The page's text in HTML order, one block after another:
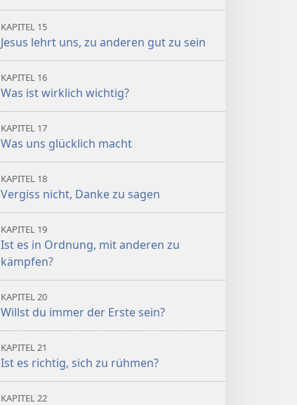
KAPITEL 15
Jesus lehrt uns, zu anderen gut zu sein
KAPITEL 16
Was ist wirklich wichtig?
KAPITEL 17
Was uns glücklich macht
KAPITEL 18
Vergiss nicht, Danke zu sagen
KAPITEL 19
Ist es in Ordnung, mit anderen zu
kämpfen?
KAPITEL 20
Willst du immer der Erste sein?
KAPITEL 21
Ist es richtig, sich zu rühmen?
KAPITEL 22